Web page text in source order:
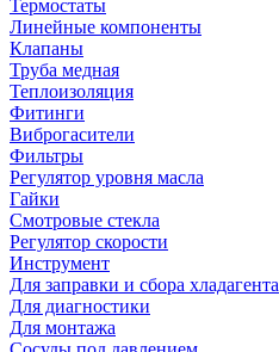
Термостаты
Линейные компоненты
Клапаны
Труба медная
Теплоизоляция
Фитинги
Виброгасители
Фильтры
Регулятор уровня масла
Гайки
Смотровые стекла
Регулятор скорости
Инструмент
Для заправки и сбора хладагента
Для диагностики
Для монтажа